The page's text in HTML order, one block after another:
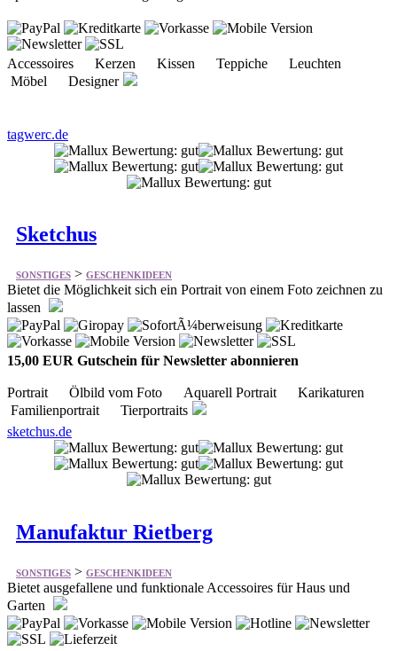
Accessoires Kerzen Kissen Teppiche Leuchten
Möbel Designer
SONSTIGES>GESCHENKIDEEN
Bietet die Möglichkeit sich ein Portrait von einem Foto zeichnen zu
15,00 EUR Gutschein für Newsletter abonnieren
Portrait Ölbild vom Foto Aquarell Portrait Karikaturen
Familienportrait Tierportraits
sketchus.de
Manufaktur Rietberg
SONSTIGES>GESCHENKIDEEN
Bietet ausgefallene und funktionale Accessoires für Haus und
Deko Feuer Garten Weihnachten Zubehör